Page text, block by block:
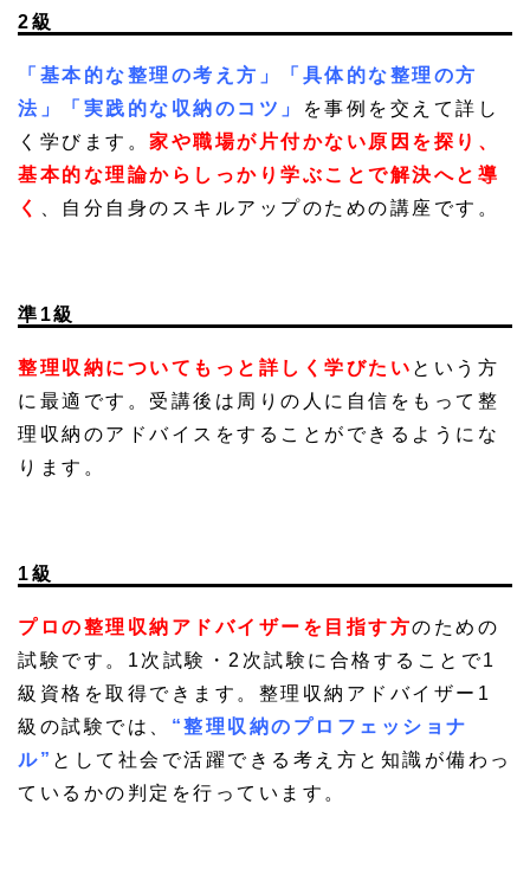
2級
「基本的な整理の考え方」「具体的な整理の方
法」「実践的な収納のコツ」
を事例を交えて詳し
く学びます。 家や職場が片付かない原因を探り、
基本的な理論からしっかり学ぶことで解決へと導
く
、自分自身のスキルアップのための講座です。
準1級
整理収納についてもっと詳しく学びたい という方
に最適です。受講後は周りの人に自信をもって整
理収納のアドバイスをすることができるようにな
ります。
1級
プロの整理収納アドバイザーを目指す方のための
試験です。1次試験・2次試験に合格することで1
級資格を取得できます。整理収納アドバイザー1
級の試験では、 “整理収納のプロフェッショナ
ル” として社会で活躍できる考え方と知識が備わっ
ているかの判定を行っています。